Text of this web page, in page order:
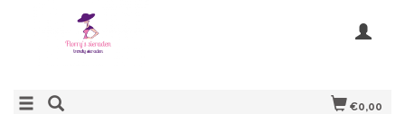
€0,00